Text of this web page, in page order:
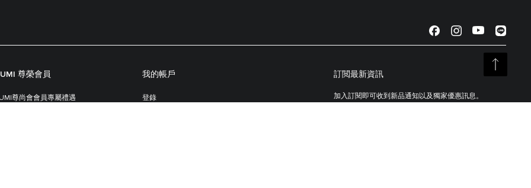
尊榮會員
尊尚會會員專屬禮遇
我的帳戶
登錄
訂閲最新資訊
加入訂閱即可收到新品通知以及獨家優惠訊息。